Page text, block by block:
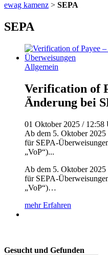
ewag kamenz > SEPA
SEPA
Allgemein
Verification of
Änderung bei
01 Oktober 2025 / 12:58
Ab dem 5. Oktober 2025
für SEPA-
„VoP“)...
Ab dem 5. Oktober 2025
für SEPA-
„VoP“)…
mehr Erfahren
Gesucht und Gefunden